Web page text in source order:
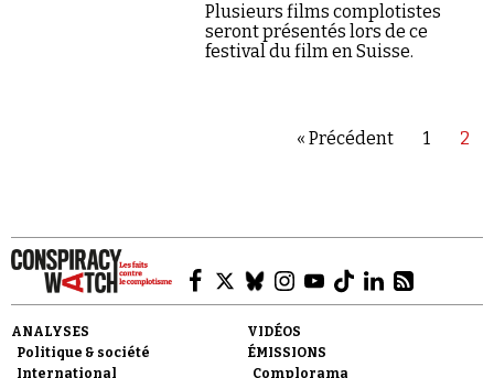
Plusieurs films complotistes
seront présentés lors de ce
festival du film en Suisse.
« Précédent 1 2
ANALYSES
Politique & société
International
VIDÉOS
ÉMISSIONS
Complorama